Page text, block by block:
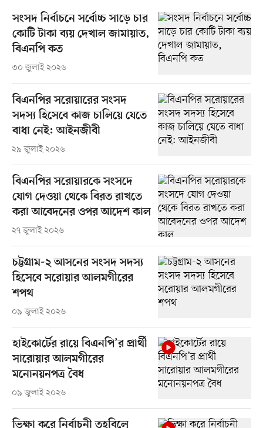
সংসদ নির্বাচনে সর্বোচ্চ সাড়ে চার
কোটি টাকা ব্যয় দেখাল জামায়াত,
বিএনপি কত
৩০ জুলাই ২০২৬
বিএনপির সরোয়ারের সংসদ
সদস্য হিসেবে কাজ চালিয়ে যেতে
বাধা নেই: আইনজীবী
২৯ জুলাই ২০২৬
বিএনপির সরোয়ারকে সংসদে
যোগ দেওয়া থেকে বিরত রাখতে
করা আবেদনের ওপর আদেশ কাল
২৭ জুলাই ২০২৬
চট্টগ্রাম-২ আসনের সংসদ সদস্য
হিসেবে সরোয়ার আলমগীরের
শপথ
০৯ জুলাই ২০২৬
হাইকোর্টের রায়ে বিএনপি’র প্রার্থী
সারোয়ার আলমগীরের
মনোনয়নপত্র বৈধ
০৯ জুলাই ২০২৬